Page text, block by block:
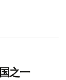
之一